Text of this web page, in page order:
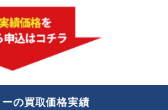
の買取価格実績